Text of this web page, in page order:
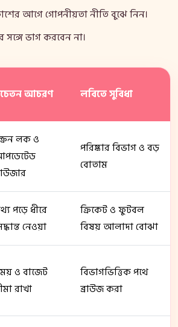
আগে গোপনীয়তা নীতি বুঝে নিন।
ভাগ করবেন না।
আচরণ লবিতে সুবিধা
লক ও
পরিষ্কার বিভাগ ও বড়
বোতাম
পড়ে ধীরে
নেওয়া
ক্রিকেট ও ফুটবল
বিষয় আলাদা বোঝা
ও বাজেট
রাখা
বিভাগভিত্তিক পথে
ব্রাউজ করা